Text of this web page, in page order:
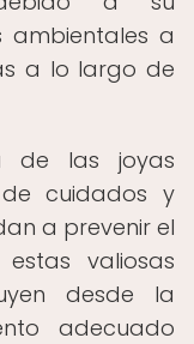
a
a lo largo de
de las joyas
cuidados y
a prevenir el
valiosas
desde la
adecuado